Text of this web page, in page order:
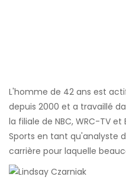
L'homme de 42 ans est
depuis 2000 et a travaillé
la filiale de NBC, WRC-TV et
Sports en tant qu'analyste
carrière pour laquelle